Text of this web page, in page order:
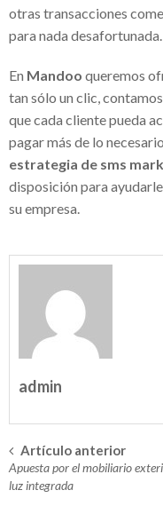
cualquier emprendedor
Hugo César Villanueva
reconocido empresario
Financika experiencias
inversión segura
Franquicias de ropa para
– Seguridad y protección a
Tablas paddle surf
acuáticos para niños
¿Quién es el empresario
Ascencio?
escoger el mejor
Éxito seguro con el
otras transacciones
para nada desafortunada.
En Mandoo queremos
tan sólo un clic,
que cada cliente pueda
pagar más de lo
estrategia de sms
disposición para
su empresa.
admin
Navegación
en
Artículo anterior
Apuesta por el mobiliario
luz integrada